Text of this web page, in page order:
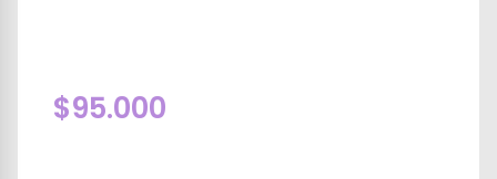
$95.000